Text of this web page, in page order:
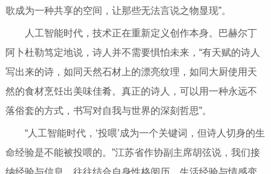
歌成为一种共享的空间，让那些无法言说之物显现”。
人工智能时代，技术正在重新定义创作本身。巴赫尔丁
阿卜杜勒笃定地说，诗人并不需要惧怕未来，“有天赋的诗人
写出来的诗，如同天然石材上的漂亮纹理，如同大厨使用天
然的食材烹饪出美味佳肴。真正的诗人，可以用一种永远不
落俗套的方式，书写对自我与世界的深刻哲思”。
“人工智能时代，‘投喂’成为一个关键词，但诗人切身的生
命经验是不能被投喂的。”江苏省作协副主席胡弦说，我们接
纳经验与信息，往往结合自身性格阅历、生活经验与情感变